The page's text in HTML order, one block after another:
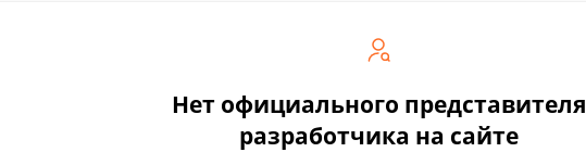
Нет официального представителя
разработчика на сайте